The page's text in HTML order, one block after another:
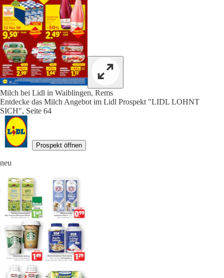
Milch bei Lidl in Waiblingen, Rems
Entdecke das Milch Angebot im Lidl Prospekt "LIDL LOHNT
SICH", Seite 64
Prospekt öffnen
neu